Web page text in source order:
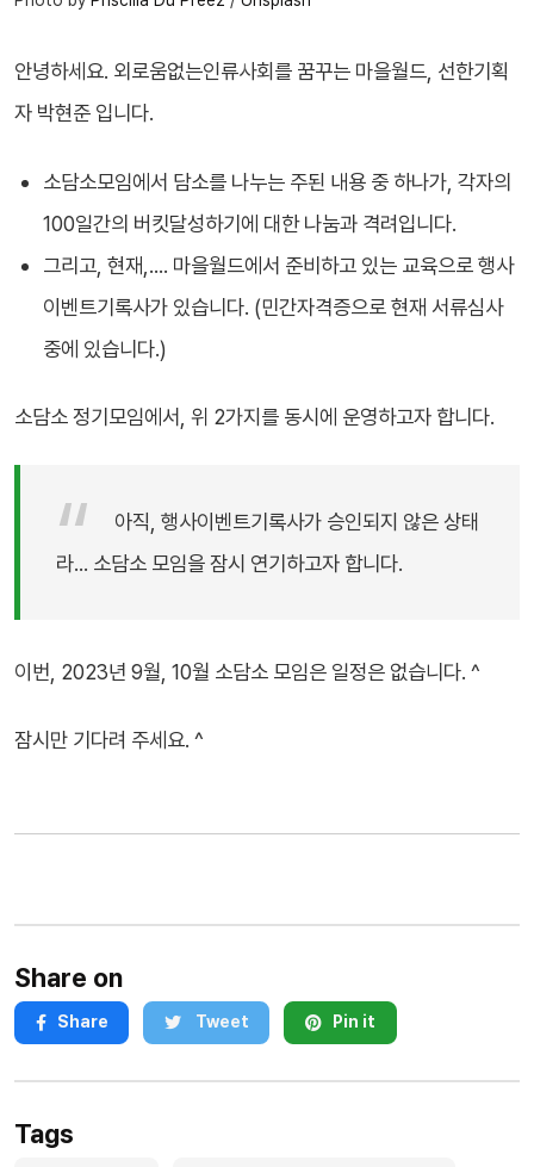
안녕하세요. 외로움없는인류사회를 꿈꾸는 마을월드, 선한기획
자 박현준 입니다.
소담소모임에서 담소를 나누는 주된 내용 중 하나가, 각자의
100일간의 버킷달성하기에 대한 나눔과 격려입니다.
그리고, 현재,.... 마을월드에서 준비하고 있는 교육으로 행사
이벤트기록사가 있습니다. (민간자격증으로 현재 서류심사
중에 있습니다.)
소담소 정기모임에서, 위 2가지를 동시에 운영하고자 합니다.
아직, 행사이벤트기록사가 승인되지 않은 상태
라... 소담소 모임을 잠시 연기하고자 합니다.
이번, 2023년 9월, 10월 소담소 모임은 일정은 없습니다. ^
잠시만 기다려 주세요. ^
Share on
Share Tweet Pin it
Tags